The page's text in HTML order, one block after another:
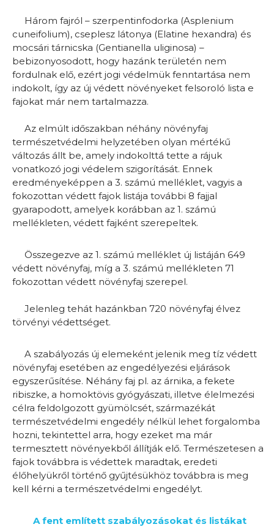
Három fajról – szerpentinfodorka (Asplenium
cuneifolium), cseplesz látonya (Elatine hexandra) és
mocsári tárnicska (Gentianella uliginosa) –
bebizonyosodott, hogy hazánk területén nem
fordulnak elő, ezért jogi védelmük fenntartása nem
indokolt, így az új védett növényeket felsoroló lista e
fajokat már nem tartalmazza.
Az elmúlt időszakban néhány növényfaj
természetvédelmi helyzetében olyan mértékű
változás állt be, amely indokolttá tette a rájuk
vonatkozó jogi védelem szigorítását. Ennek
eredményeképpen a 3. számú melléklet, vagyis a
fokozottan védett fajok listája további 8 fajjal
gyarapodott, amelyek korábban az 1. számú
mellékleten, védett fajként szerepeltek.
Összegezve az 1. számú melléklet új listáján 649
védett növényfaj, míg a 3. számú mellékleten 71
fokozottan védett növényfaj szerepel.
Jelenleg tehát hazánkban 720 növényfaj élvez
törvényi védettséget.
A szabályozás új elemeként jelenik meg tíz védett
növényfaj esetében az engedélyezési eljárások
egyszerűsítése. Néhány faj pl. az árnika, a fekete
ribiszke, a homoktövis gyógyászati, illetve élelmezési
célra feldolgozott gyümölcsét, származékát
természetvédelmi engedély nélkül lehet forgalomba
hozni, tekintettel arra, hogy ezeket ma már
termesztett növényekből állítják elő. Természetesen a
fajok továbbra is védettek maradtak, eredeti
élőhelyükről történő gyűjtésükhöz továbbra is meg
kell kérni a természetvédelmi engedélyt.
A fent említett szabályozásokat és listákat